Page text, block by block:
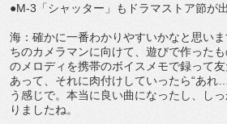
●M-3「シャッター」もドラマストア節が
海：確かに一番わかりやすいかなと思い
ちのカメラマンに向けて、遊びで作った
のメロディを携帯のボイスメモで録って
あって、それに肉付けしていったら“あれ
う感じで。本当に良い曲になったし、し
りましたね。